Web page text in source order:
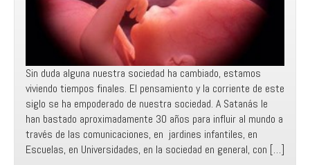
Sin duda alguna nuestra sociedad ha cambiado, estamos
viviendo tiempos finales. El pensamiento y la corriente de este
siglo se ha empoderado de nuestra sociedad. A Satanás le
han bastado aproximadamente 30 años para influir al mundo a
través de las comunicaciones, en jardines infantiles, en
Escuelas, en Universidades, en la sociedad en general, con […]